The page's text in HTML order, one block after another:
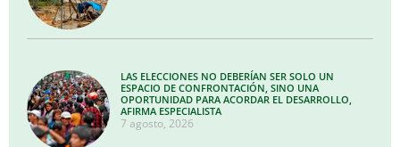
LAS ELECCIONES NO DEBERÍAN SER SOLO UN
ESPACIO DE CONFRONTACIÓN, SINO UNA
OPORTUNIDAD PARA ACORDAR EL DESARROLLO,
AFIRMA ESPECIALISTA
7 agosto, 2026